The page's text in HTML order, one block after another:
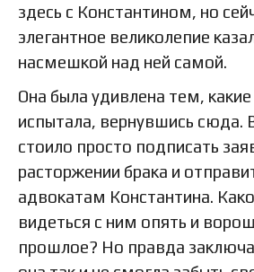
здесь с Константином, но
элегантное великолепие
насмешкой над ней самой.
Она была удивлена тем,
испытала, вернувшись сюда.
стоило просто подписать
расторжении брака и
адвокатам Константина.
видеться с ним опять и
прошлое? Но правда